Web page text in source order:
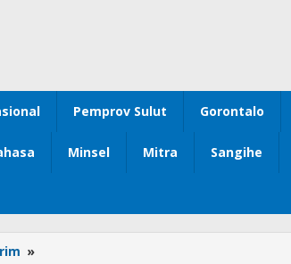
Pemprov Sulut Gorontalo
Minsel Mitra Sangihe
»